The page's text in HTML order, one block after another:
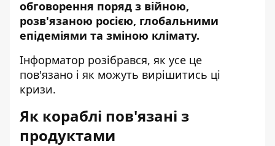
обговорення поряд з війною,
розв'язаною росією, глобальними
епідеміями та зміною клімату.
Інформатор розібрався, як усе це
пов'язано і як можуть вирішитись ці
кризи.
Як кораблі пов'язані з
продуктами